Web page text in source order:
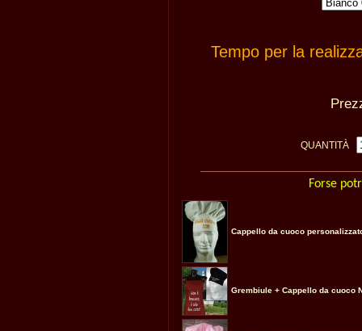
Tempo per la
QUANTITÀ
Forse
Cappello da cuoco
Grembiule + Cappello da cuoco